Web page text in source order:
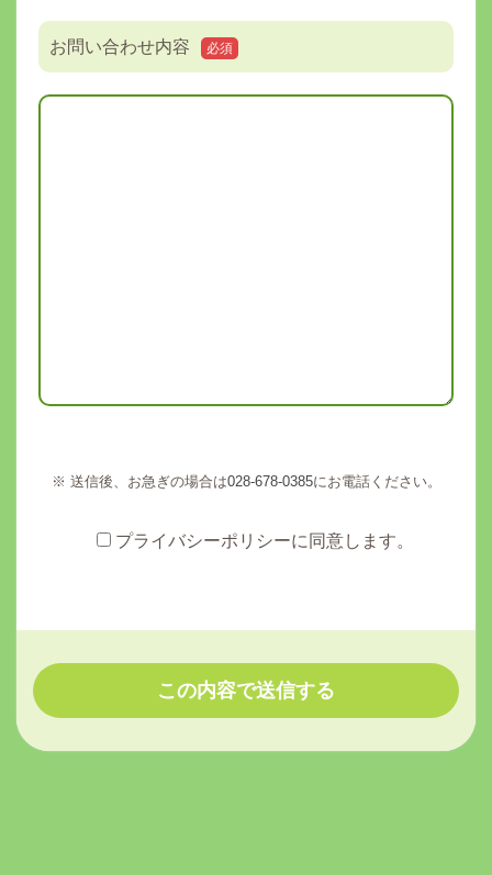
お問い合わせ内容 必須
※ 送信後、お急ぎの場合は028-678-0385にお電話ください。
プライバシーポリシーに同意します。